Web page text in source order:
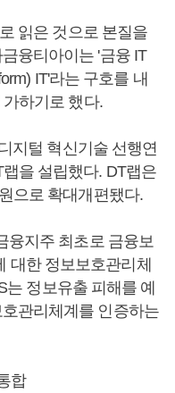
읽은 것으로 본질을
융티아이는 '금융 IT
IT'라는 구호를 내
하기로 했다.
지털 혁신기술 선행연
을 설립했다. DT랩은
으로 확대개편됐다.
융지주 최초로 금융보
대한 정보보호관리체
는 정보유출 피해를 예
관리체계를 인증하는
합